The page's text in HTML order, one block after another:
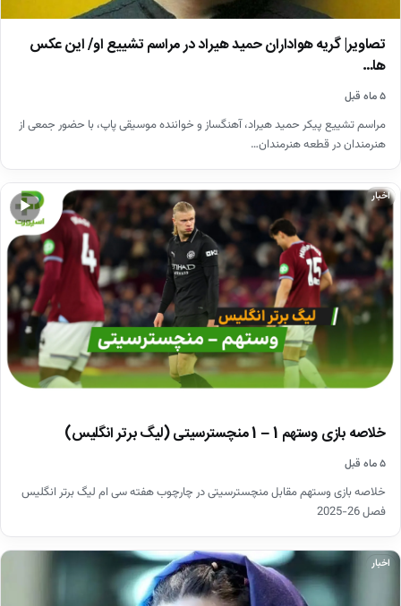
تصاویر| گریه هواداران حمید هیراد در مراسم تشییع او/ این عکس
ها…
۵ ماه قبل
مراسم تشییع پیکر حمید هیراد، آهنگساز و خواننده موسیقی پاپ، با حضور جمعی از
هنرمندان در قطعه هنرمندان…
▶
اخبار
خلاصه بازی وستهم 1 – 1 منچسترسیتی (لیگ برتر انگلیس)
۵ ماه قبل
خلاصه بازی وستهم مقابل منچسترسیتی در چارچوب هفته سی ام لیگ برتر انگلیس
فصل 26-2025
اخبار